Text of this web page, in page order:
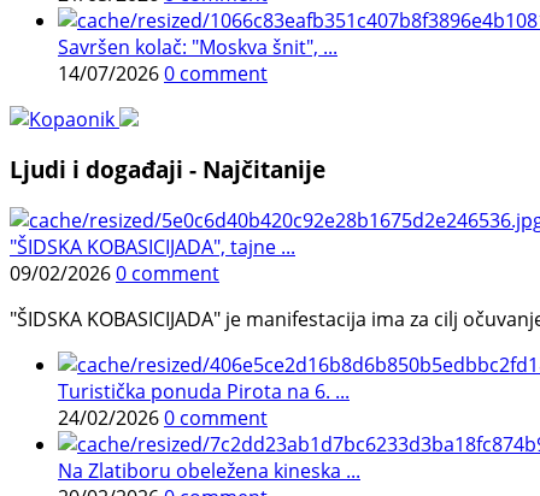
Savršen kolač: "Moskva šnit", ...
14/07/20260 comment
Ljudi i događaji - Najčitanije
"ŠIDSKA KOBASICIJADA", tajne ...
09/02/20260 comment
"ŠIDSKA KOBASICIJADA" je manifestacija ima za cilj
Turistička ponuda Pirota na 6. ...
24/02/20260 comment
Na Zlatiboru obeležena kineska ...